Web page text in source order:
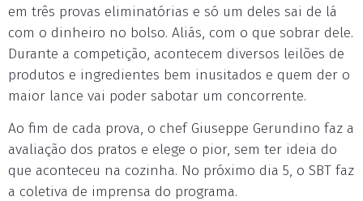
em três provas eliminatórias e só um deles sai de lá
com o dinheiro no bolso. Aliás, com o que sobrar dele.
Durante a competição, acontecem diversos leilões de
produtos e ingredientes bem inusitados e quem der o
maior lance vai poder sabotar um concorrente.
Ao fim de cada prova, o chef Giuseppe Gerundino faz a
avaliação dos pratos e elege o pior, sem ter ideia do
que aconteceu na cozinha. No próximo dia 5, o SBT faz
a coletiva de imprensa do programa.